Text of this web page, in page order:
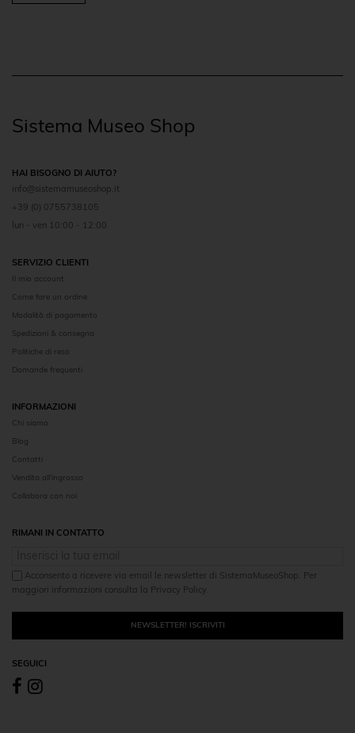
Sistema Museo Shop
HAI BISOGNO DI AIUTO?
info@sistemamuseoshop.it
+39 (0) 0755738105
lun - ven 10:00 - 12:00
SERVIZIO CLIENTI
Il mio account
Come fare un ordine
Modalità di pagamento
Spedizioni & consegna
Politiche di reso
Domande frequenti
INFORMAZIONI
Chi siamo
Blog
Contatti
Vendita all'ingrosso
Collabora con noi
RIMANI IN CONTATTO
Acconsento a ricevere via email le newsletter di SistemaMuseoShop. Per
maggiori informazioni consulta la Privacy Policy.
NEWSLETTER! ISCRIVITI
SEGUICI